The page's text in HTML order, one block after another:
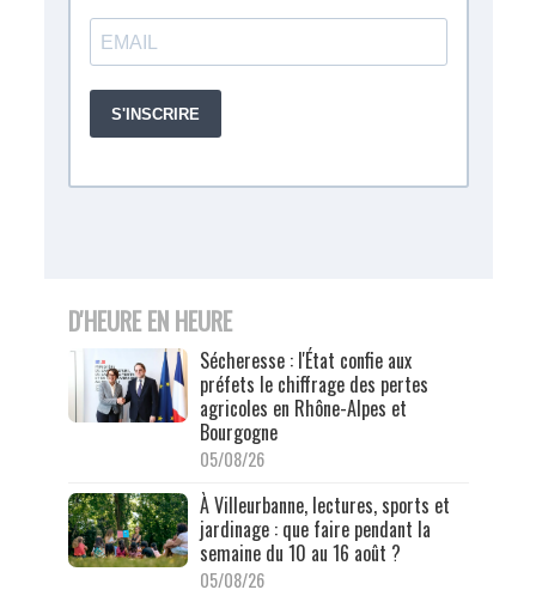
D'HEURE EN HEURE
Sécheresse : l'État confie aux
préfets le chiffrage des pertes
agricoles en Rhône-Alpes et
Bourgogne
05/08/26
À Villeurbanne, lectures, sports et
jardinage : que faire pendant la
semaine du 10 au 16 août ?
05/08/26